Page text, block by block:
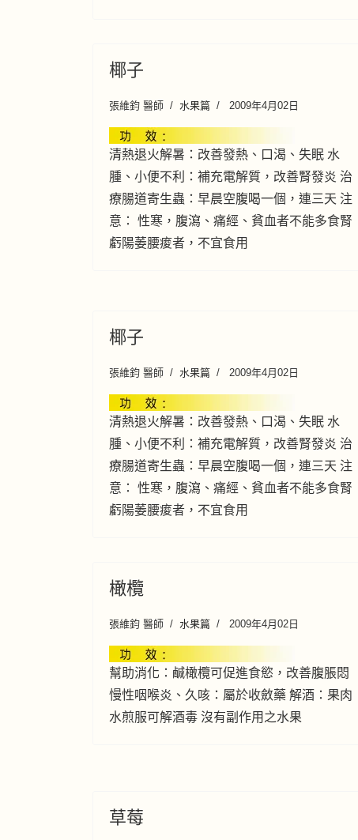
椰子
張維鈞 醫師 水果篇 2009年4月02日
清熱退火解暑：改善發熱、口渴、失眠 水
腫、小便不利：補充電解質，改善腎發炎 治
療腸道寄生蟲：早晨空腹喝一個，連三天 注
意： 性寒，腹瀉、痛經、貧血者不能多食腎
虧陽萎腰痠者，不宜食用
椰子
張維鈞 醫師 水果篇 2009年4月02日
清熱退火解暑：改善發熱、口渴、失眠 水
腫、小便不利：補充電解質，改善腎發炎 治
療腸道寄生蟲：早晨空腹喝一個，連三天 注
意： 性寒，腹瀉、痛經、貧血者不能多食腎
虧陽萎腰痠者，不宜食用
橄欖
張維鈞 醫師 水果篇 2009年4月02日
幫助消化：鹹橄欖可促進食慾，改善腹脹悶
慢性咽喉炎、久咳：屬於收斂藥 解酒：果肉
水煎服可解酒毒 沒有副作用之水果
草莓